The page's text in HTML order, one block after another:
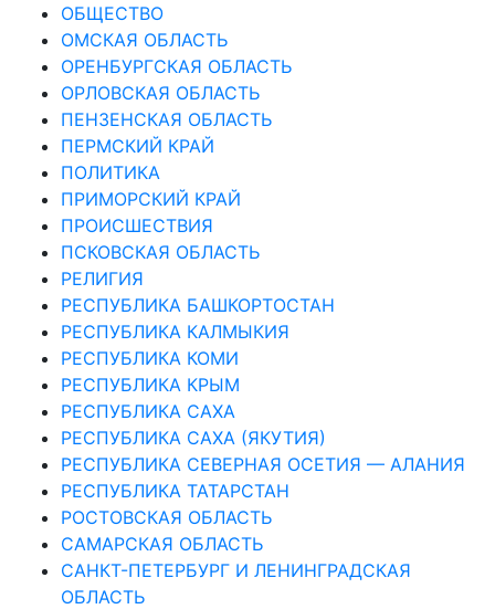
ОБЩЕСТВО
ОМСКАЯ ОБЛАСТЬ
ОРЕНБУРГСКАЯ ОБЛАСТЬ
ОРЛОВСКАЯ ОБЛАСТЬ
ПЕНЗЕНСКАЯ ОБЛАСТЬ
ПЕРМСКИЙ КРАЙ
ПОЛИТИКА
ПРИМОРСКИЙ КРАЙ
ПРОИСШЕСТВИЯ
ПСКОВСКАЯ ОБЛАСТЬ
РЕЛИГИЯ
РЕСПУБЛИКА БАШКОРТОСТАН
РЕСПУБЛИКА КАЛМЫКИЯ
РЕСПУБЛИКА КОМИ
РЕСПУБЛИКА КРЫМ
РЕСПУБЛИКА САХА
РЕСПУБЛИКА САХА (ЯКУТИЯ)
РЕСПУБЛИКА СЕВЕРНАЯ ОСЕТИЯ — АЛАНИЯ
РЕСПУБЛИКА ТАТАРСТАН
РОСТОВСКАЯ ОБЛАСТЬ
САМАРСКАЯ ОБЛАСТЬ
САНКТ-ПЕТЕРБУРГ И ЛЕНИНГРАДСКАЯ
ОБЛАСТЬ